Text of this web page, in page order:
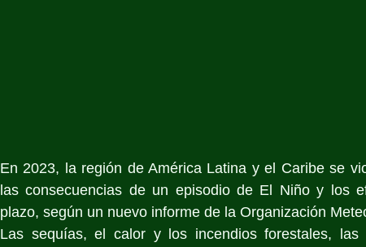
En 2023, la región de América Latina y el Caribe se
las consecuencias de un episodio de El Niño y los
plazo, según un nuevo informe de la Organización
Las sequías, el calor y los incendios forestales,